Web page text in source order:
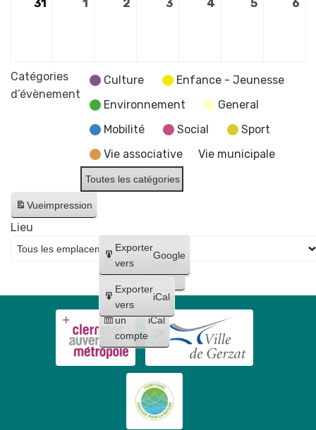
31 1 2 3 4 5 6
Catégories
d’évènement
Culture
Enfance - Jeunesse
Environnement
General
Mobilité
Social
Sport
Vie associative
Vie municipale
Toutes les catégories
Vueimpression
Créer
un
compte
Google
Créer
un
compte
iCal
Exporter
vers
Google
Exporter
vers
iCal
Lieu